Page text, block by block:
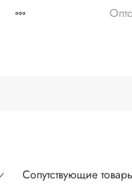
Сопутствующие